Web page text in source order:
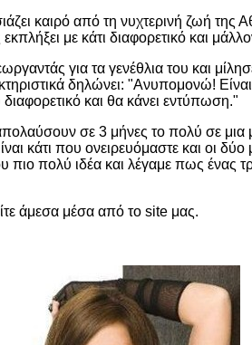
καιρό από τη νυχτερινή ζωή της
με κάτι διαφορετικό και
για τα γενέθλια του και
δηλώνει: "Ανυπομονώ! Είναι
και θα κάνει εντύπωση."
σε 3 μήνες το πολύ σε
κάτι που ονειρευόμαστε και οι
πιο πολύ ιδέα και λέγαμε πως ένας
άμεσα μέσα από το site μας.